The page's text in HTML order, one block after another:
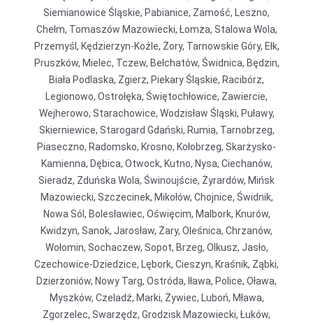
Siemianowice Śląskie, Pabianice, Zamość, Leszno,
Chełm, Tomaszów Mazowiecki, Łomża, Stalowa Wola,
Przemyśl, Kędzierzyn-Koźle, Żory, Tarnowskie Góry, Ełk,
Pruszków, Mielec, Tczew, Bełchatów, Świdnica, Będzin,
Biała Podlaska, Zgierz, Piekary Śląskie, Racibórz,
Legionowo, Ostrołęka, Świętochłowice, Zawiercie,
Wejherowo, Starachowice, Wodzisław Śląski, Puławy,
Skierniewice, Starogard Gdański, Rumia, Tarnobrzeg,
Piaseczno, Radomsko, Krosno, Kołobrzeg, Skarżysko-
Kamienna, Dębica, Otwock, Kutno, Nysa, Ciechanów,
Sieradz, Zduńska Wola, Świnoujście, Żyrardów, Mińsk
Mazowiecki, Szczecinek, Mikołów, Chojnice, Świdnik,
Nowa Sól, Bolesławiec, Oświęcim, Malbork, Knurów,
Kwidzyn, Sanok, Jarosław, Żary, Oleśnica, Chrzanów,
Wołomin, Sochaczew, Sopot, Brzeg, Olkusz, Jasło,
Czechowice-Dziedzice, Lębork, Cieszyn, Kraśnik, Ząbki,
Dzierżoniów, Nowy Targ, Ostróda, Iława, Police, Oława,
Myszków, Czeladź, Marki, Żywiec, Luboń, Mława,
Zgorzelec, Swarzędz, Grodzisk Mazowiecki, Łuków,